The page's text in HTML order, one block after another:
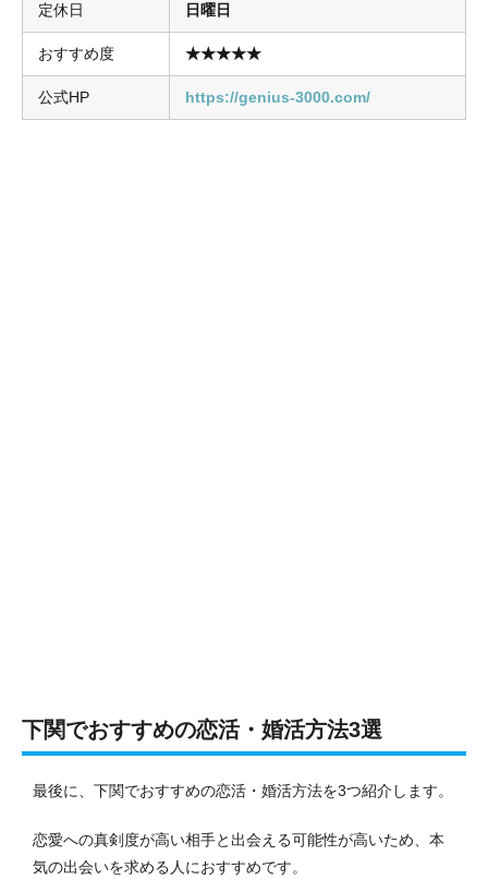
定休日 日曜日
おすすめ度 ★★★★★
公式HP https://genius-3000.com/
下関でおすすめの恋活・婚活方法3選
最後に、下関でおすすめの恋活・婚活方法を3つ紹介します。
恋愛への真剣度が高い相手と出会える可能性が高いため、本
気の出会いを求める人におすすめです。